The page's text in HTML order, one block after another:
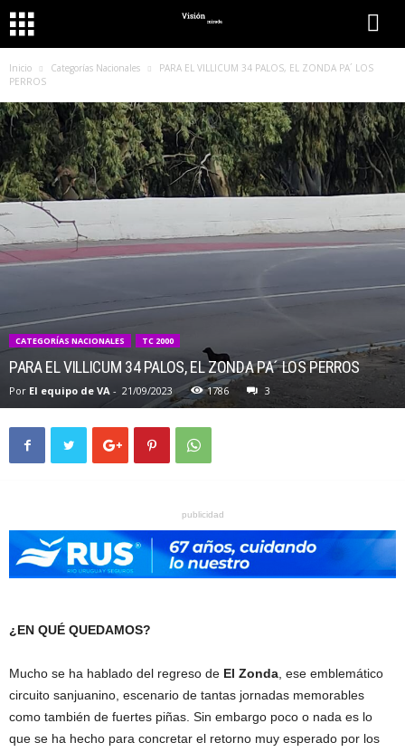
Inicio Categorías Nacionales
PARA EL VILLICUM 34 PALOS, EL ZONDA PA´ LOS
PERROS
CATEGORÍAS NACIONALES TC 2000
PARA EL VILLICUM 34 PALOS, EL ZONDA PA´ LOS PERROS
Por El equipo de VA - 21/09/2023 1786 3
publicidad
¿EN QUÉ QUEDAMOS?
Mucho se ha hablado del regreso de El Zonda, ese emblemático
circuito sanjuanino, escenario de tantas jornadas memorables
como también de fuertes piñas. Sin embargo poco o nada es lo
que se ha hecho para concretar el retorno muy esperado por los